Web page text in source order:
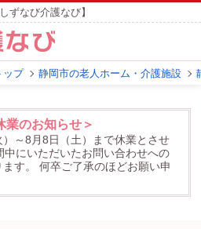
ずなび介護なび】
ップ 静岡市の老人ホーム・介護施設
業のお知らせ＞
～8月8日（土）まで休業とさせ
中にいただいたお問い合わせへの
す。
何卒ご了承のほどお願い申